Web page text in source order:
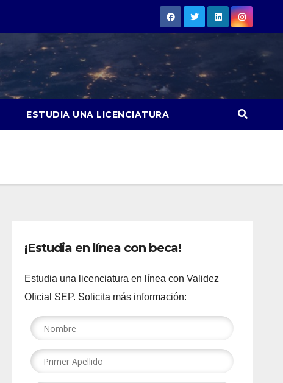
ESTUDIA UNA LICENCIATURA
¡Estudia en línea con beca!
Estudia una licenciatura en línea con Validez
Oficial SEP. Solicita más información: